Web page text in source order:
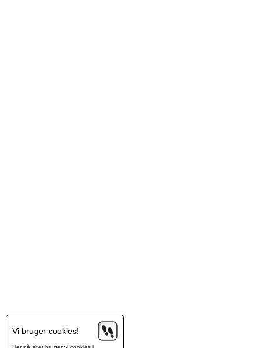
Vi bruger cookies!